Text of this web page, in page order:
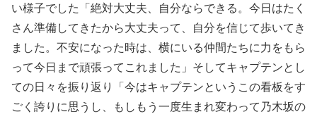
い様子でした「絶対大丈夫、自分ならできる。今日はたく
さん準備してきたから大丈夫って、自分を信じて歩いてき
ました。不安になった時は、横にいる仲間たちに力をもら
って今日まで頑張ってこれました」そしてキャプテンとし
ての日々を振り返り「今はキャプテンというこの看板をす
ごく誇りに思うし、もしもう一度生まれ変わって乃木坂の